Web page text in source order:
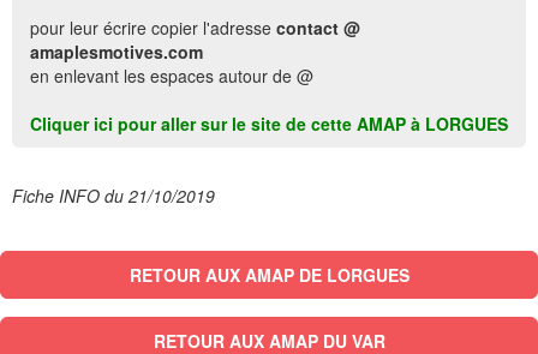
pour leur écrire copier l'adresse contact @
amaplesmotives.com
en enlevant les espaces autour de @
Cliquer ici pour aller sur le site de cette AMAP à LORGUES
Fiche INFO du 21/10/2019
RETOUR AUX AMAP DE LORGUES
RETOUR AUX AMAP DU VAR